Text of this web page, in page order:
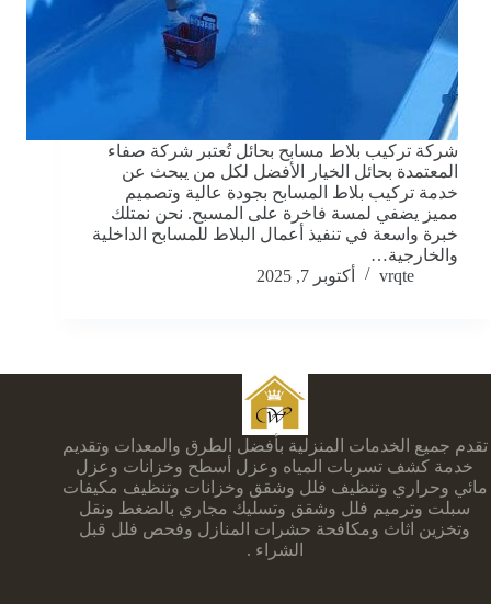
شركة تركيب بلاط مسابح بحائل تُعتبر شركة صفاء
المعتمدة بحائل الخيار الأفضل لكل من يبحث عن
خدمة تركيب بلاط المسابح بجودة عالية وتصميم
مميز يضفي لمسة فاخرة على المسبح. نحن نمتلك
خبرة واسعة في تنفيذ أعمال البلاط للمسابح الداخلية
والخارجية…
vrqte
أكتوبر 7, 2025
تقدم جميع الخدمات المنزلية بأفضل الطرق والمعدات وتقديم
خدمة كشف تسربات المياه وعزل أسطح وخزانات وعزل
مائي وحراري وتنظيف فلل وشقق وخزانات وتنظيف مكيفات
سبلت وترميم فلل وشقق وتسليك مجاري بالضغط ونقل
وتخزين اثاث ومكافحة حشرات المنازل وفحص فلل قبل
الشراء .